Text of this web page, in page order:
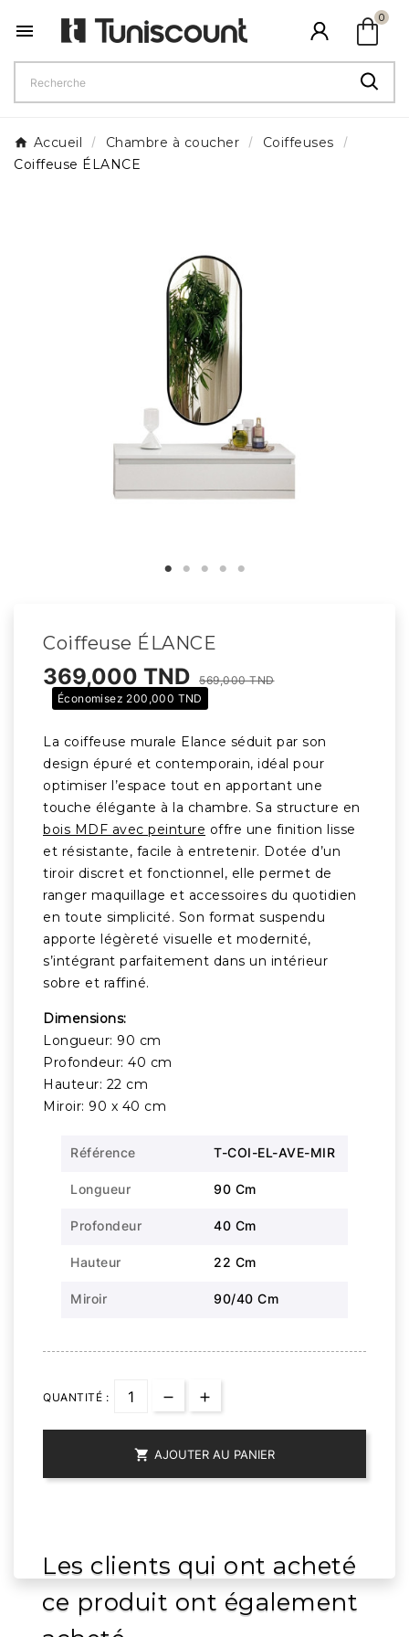
 shopping_bag
0
Accueil Chambre à coucher
Coiffeuses
Coiffeuse ÉLANCE
Coiffeuse ÉLANCE
369,000 TND
569,000 TND
Économisez 200,000 TND
La coiffeuse murale Elance séduit par son
design épuré et contemporain, idéal pour
optimiser l’espace tout en apportant une
touche élégante à la chambre. Sa structure en
bois MDF avec peinture offre une finition lisse
et résistante, facile à entretenir. Dotée d’un
tiroir discret et fonctionnel, elle permet de
ranger maquillage et accessoires du quotidien
en toute simplicité. Son format suspendu
apporte légèreté visuelle et modernité,
s’intégrant parfaitement dans un intérieur
sobre et raffiné.
Dimensions:
Longueur: 90 cm
Profondeur: 40 cm
Hauteur: 22 cm
Miroir: 90 x 40 cm
Référence T-COI-EL-AVE-MIR
Longueur 90 Cm
Profondeur 40 Cm
Hauteur 22 Cm
Miroir 90/40 Cm
QUANTITÉ :
 AJOUTER AU PANIER
Les clients qui ont acheté
ce produit ont également